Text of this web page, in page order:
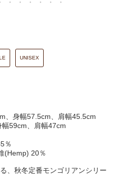
UNISEX
、身幅57.5cm、肩幅45.5cm
59cm、肩幅47cm
％
(Hemp) 20％
、秋冬定番モンゴリアンシリー